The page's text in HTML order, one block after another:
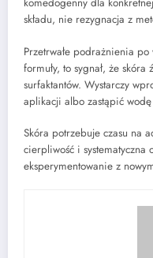
komedogenny dla
składu, nie rezygnacja z
Przetrwałe podrażnienia
formuły, to sygnał, że skóra
surfaktantów. Wystarczy
aplikacji albo zastąpić
Skóra potrzebuje czasu na
cierpliwość i
eksperymentowanie z